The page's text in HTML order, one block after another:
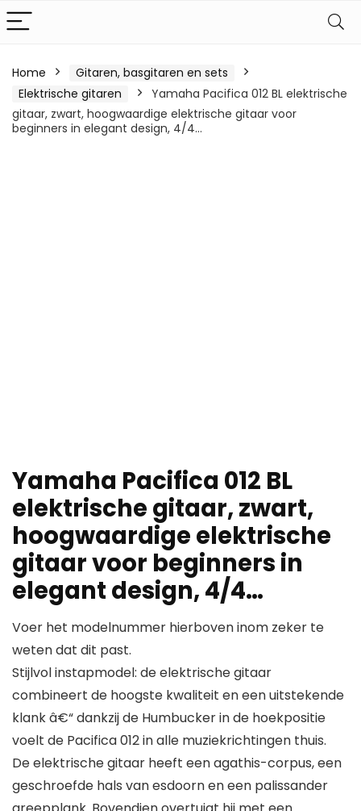
Home
Gitaren, basgitaren en sets
Elektrische gitaren
Yamaha Pacifica 012 BL elektrische
gitaar, zwart, hoogwaardige elektrische gitaar voor
beginners in elegant design, 4/4…
Yamaha Pacifica 012 BL
elektrische gitaar, zwart,
hoogwaardige elektrische
gitaar voor beginners in
elegant design, 4/4…
Voer het modelnummer hierboven inom zeker te
weten dat dit past.
Stijlvol instapmodel: de elektrische gitaar
combineert de hoogste kwaliteit en een uitstekende
klank â€“ dankzij de Humbucker in de hoekpositie
voelt de Pacifica 012 in alle muziekrichtingen thuis.
De elektrische gitaar heeft een agathis-corpus, een
geschroefde hals van esdoorn en een palissander